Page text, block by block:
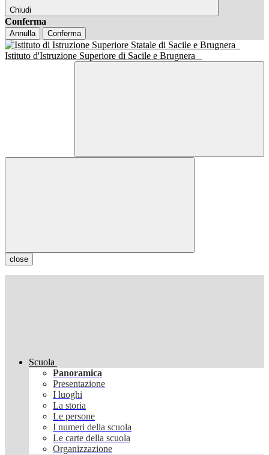
Chiudi
Conferma
Annulla Conferma
Istituto d'Istruzione Superiore di Sacile e Brugnera
close
Scuola
Panoramica
Presentazione
I luoghi
La storia
Le persone
I numeri della scuola
Le carte della scuola
Organizzazione